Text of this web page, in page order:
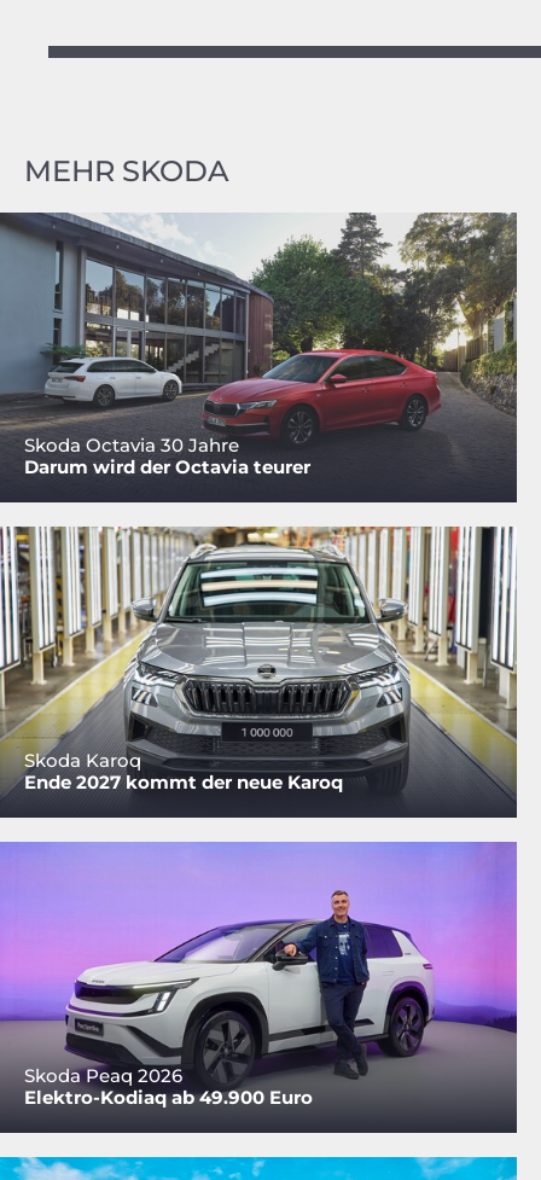
MEHR SKODA
Skoda Octavia 30 Jahre
Darum wird der Octavia teurer
Skoda Karoq
Ende 2027 kommt der neue Karoq
Skoda Peaq 2026
Elektro-Kodiaq ab 49.900 Euro